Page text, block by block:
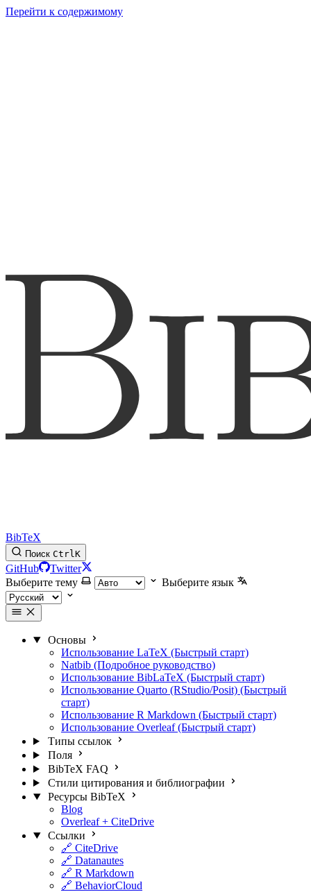
Перейти к содержимому
BibTeX
Поиск CtrlK
GitHub
Twitter
Выберите тему
Выберите язык
Основы
Использование LaTeX (Быстрый старт)
Natbib (Подробное руководство)
Использование BibLaTeX (Быстрый старт)
Использование Quarto (RStudio/Posit) (Быстрый
старт)
Использование R Markdown (Быстрый старт)
Использование Overleaf (Быстрый старт)
Типы ссылок
Поля
BibTeX FAQ
Стили цитирования и библиографии
Ресурсы BibTeX
Blog
Overleaf + CiteDrive
Ссылки
🔗 CiteDrive
🔗 Datanautes
🔗 R Markdown
🔗 BehaviorCloud